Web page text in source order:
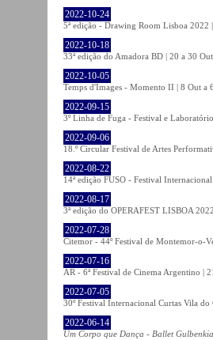
2022-10-24
5ª edição - Drawing Room Lisboa 2022
2022-10-18
33ª edição do Amadora BD | 20 a 30
2022-10-05
Temps d'Images - Momento II | 8 Out a
2022-09-15
3º Linha de Fuga - Festival e
2022-09-06
18.º Circular Festival de Artes
2022-08-22
14ª edição FUSO - Festival
2022-08-17
3ª edição do OPERAFEST LISBOA
2022-07-28
Citemor - 44º Festival de Montemor-o-
2022-07-16
AR - 6ª Festival de Cinema Argentino |
2022-07-05
30º Festival Internacional Curtas Vila
2022-06-14
Um Corpo que Dança - Ballet